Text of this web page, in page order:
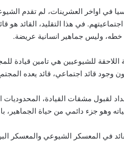
في اواخر العشرينات، لم تقدم
في هذا التقليد، القائد هو
وليس جماهير انسانية عريضة.
اللاحقة للشيوعيين هي تامين قيادة
وجود قائد اجتماعي، قائد يعده
لقبول مشقات القيادة،
وهو جزء دائمي من حياة الجماهير،
في المعسكر الشيوعي والمعسكر